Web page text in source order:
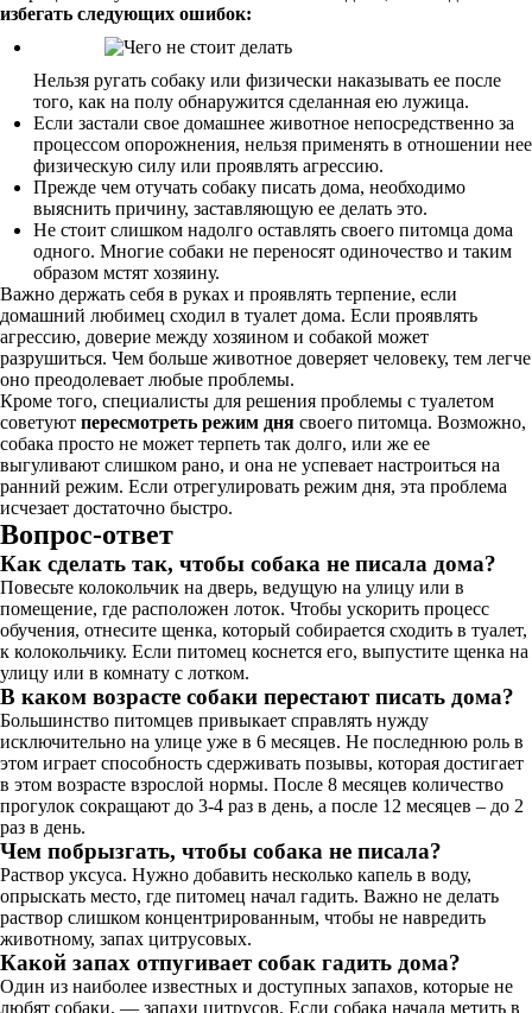
избегать следующих ошибок:
Нельзя ругать собаку или физически наказывать ее после
того, как на полу обнаружится сделанная ею лужица.
Если застали свое домашнее животное непосредственно за
процессом опорожнения, нельзя применять в отношении нее
физическую силу или проявлять агрессию.
Прежде чем отучать собаку писать дома, необходимо
выяснить причину, заставляющую ее делать это.
Не стоит слишком надолго оставлять своего питомца дома
одного. Многие собаки не переносят одиночество и таким
образом мстят хозяину.
Важно держать себя в руках и проявлять терпение, если
домашний любимец сходил в туалет дома. Если проявлять
агрессию, доверие между хозяином и собакой может
разрушиться. Чем больше животное доверяет человеку, тем легче
оно преодолевает любые проблемы.
Кроме того, специалисты для решения проблемы с туалетом
советуют пересмотреть режим дня своего питомца. Возможно,
собака просто не может терпеть так долго, или же ее
выгуливают слишком рано, и она не успевает настроиться на
ранний режим. Если отрегулировать режим дня, эта проблема
исчезает достаточно быстро.
Вопрос-ответ
Как сделать так, чтобы собака не писала дома?
Повесьте колокольчик на дверь, ведущую на улицу или в
помещение, где расположен лоток. Чтобы ускорить процесс
обучения, отнесите щенка, который собирается сходить в туалет,
к колокольчику. Если питомец коснется его, выпустите щенка на
улицу или в комнату с лотком.
В каком возрасте собаки перестают писать дома?
Большинство питомцев привыкает справлять нужду
исключительно на улице уже в 6 месяцев. Не последнюю роль в
этом играет способность сдерживать позывы, которая достигает
в этом возрасте взрослой нормы. После 8 месяцев количество
прогулок сокращают до 3-4 раз в день, а после 12 месяцев – до 2
раз в день.
Чем побрызгать, чтобы собака не писала?
Раствор уксуса. Нужно добавить несколько капель в воду,
опрыскать место, где питомец начал гадить. Важно не делать
раствор слишком концентрированным, чтобы не навредить
животному, запах цитрусовых.
Какой запах отпугивает собак гадить дома?
Один из наиболее известных и доступных запахов, которые не
любят собаки, — запахи цитрусов. Если собака начала метить в